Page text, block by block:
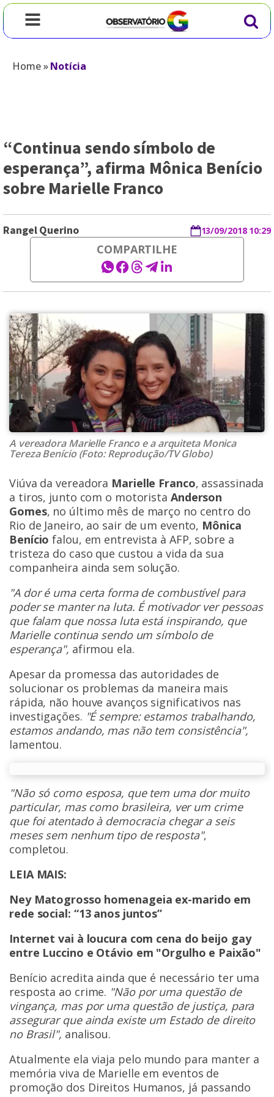
Home»Notícia
“Continua sendo símbolo de
esperança”, afirma Mônica Benício
sobre Marielle Franco
Rangel Querino 13/09/2018 10:29
COMPARTILHE
A vereadora Marielle Franco e a arquiteta Monica
Tereza Benício (Foto: Reprodução/TV Globo)
Viúva da vereadora Marielle Franco, assassinada
a tiros, junto com o motorista Anderson
Gomes, no último mês de março no centro do
Rio de Janeiro, ao sair de um evento, Mônica
Benício falou, em entrevista à AFP, sobre a
tristeza do caso que custou a vida da sua
companheira ainda sem solução.
"A dor é uma certa forma de combustível para
poder se manter na luta. É motivador ver pessoas
que falam que nossa luta está inspirando, que
Marielle continua sendo um símbolo de
esperança", afirmou ela.
Apesar da promessa das autoridades de
solucionar os problemas da maneira mais
rápida, não houve avanços significativos nas
investigações. "É sempre: estamos trabalhando,
estamos andando, mas não tem consistência",
lamentou.
"Não só como esposa, que tem uma dor muito
particular, mas como brasileira, ver um crime
que foi atentado à democracia chegar a seis
meses sem nenhum tipo de resposta",
completou.
LEIA MAIS:
Ney Matogrosso homenageia ex-marido em
rede social: “13 anos juntos”
Internet vai à loucura com cena do beijo gay
entre Luccino e Otávio em "Orgulho e Paixão"
Benício acredita ainda que é necessário ter uma
resposta ao crime. "Não por uma questão de
vingança, mas por uma questão de justiça, para
assegurar que ainda existe um Estado de direito
no Brasil", analisou.
Atualmente ela viaja pelo mundo para manter a
memória viva de Marielle em eventos de
promoção dos Direitos Humanos, já passando